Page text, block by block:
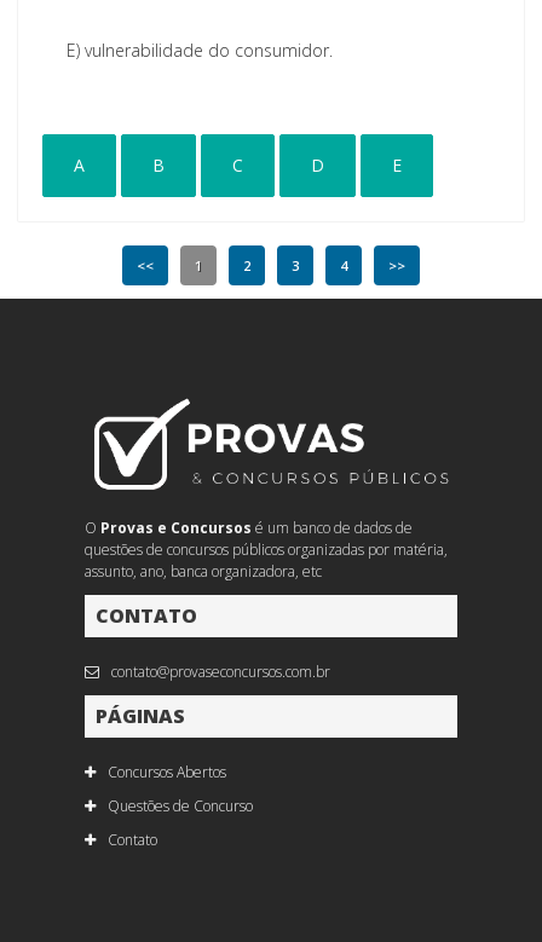
E) vulnerabilidade do consumidor.
A B C D E
<< 1 2 3 4 >>
O Provas e Concursos é um banco de dados de
questões de concursos públicos organizadas por matéria,
assunto, ano, banca organizadora, etc
CONTATO
contato@provaseconcursos.com.br
PÁGINAS
Concursos Abertos
Questões de Concurso
Contato